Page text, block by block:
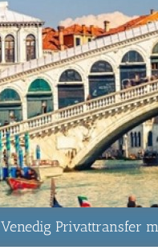
Venedig Privattransfer